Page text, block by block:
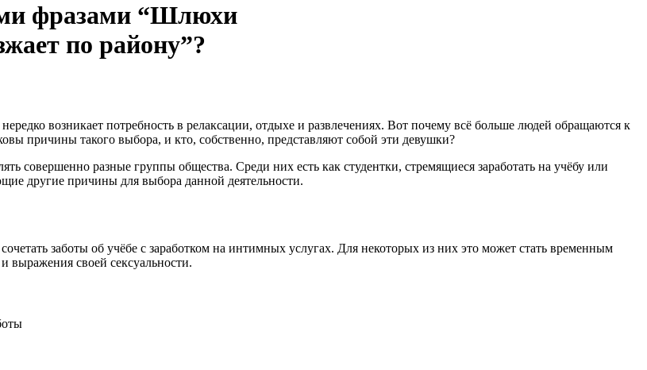
фразами “Шлюхи
по району”?
возникает потребность в релаксации, отдыхе и развлечениях. Вот почему всё больше людей обращаются к
причины такого выбора, и кто, собственно, представляют собой эти девушки?
совершенно разные группы общества. Среди них есть как студентки, стремящиеся заработать на учёбу или
другие причины для выбора данной деятельности.
заботы об учёбе с заработком на интимных услугах. Для некоторых из них это может стать временным
своей сексуальности.